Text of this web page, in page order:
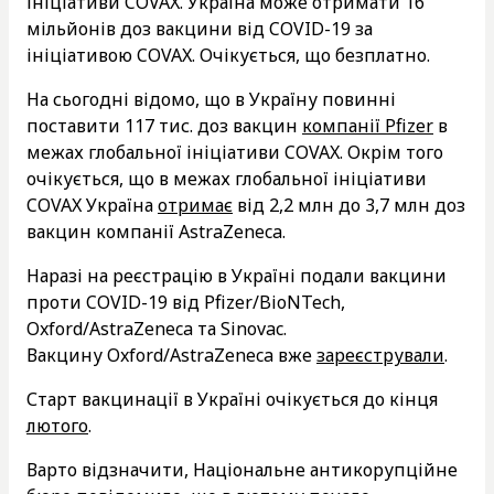
мільйонів доз вакцини від COVID-19 за
ініціативою COVAX. Очікується, що безплатно.
На сьогодні відомо, що в Україну повинні
поставити 117 тис. доз вакцин компанії Pfizer в
межах глобальної ініціативи COVAX. Окрім того
очікується, що в межах глобальної ініціативи
COVAX Українаотримає від 2,2 млн до 3,7 млн доз
вакцин компанії AstraZeneca.
Наразі на реєстрацію в Україні подали вакцини
проти COVID-19 від Pfizer/BioNTech,
Oxford/AstraZeneca та Sinovac.
Вакцину Oxford/AstraZeneca вжезареєстрували.
Старт вакцинації в Україні очікується до кінця
лютого.
Варто відзначити, Національне антикорупційне